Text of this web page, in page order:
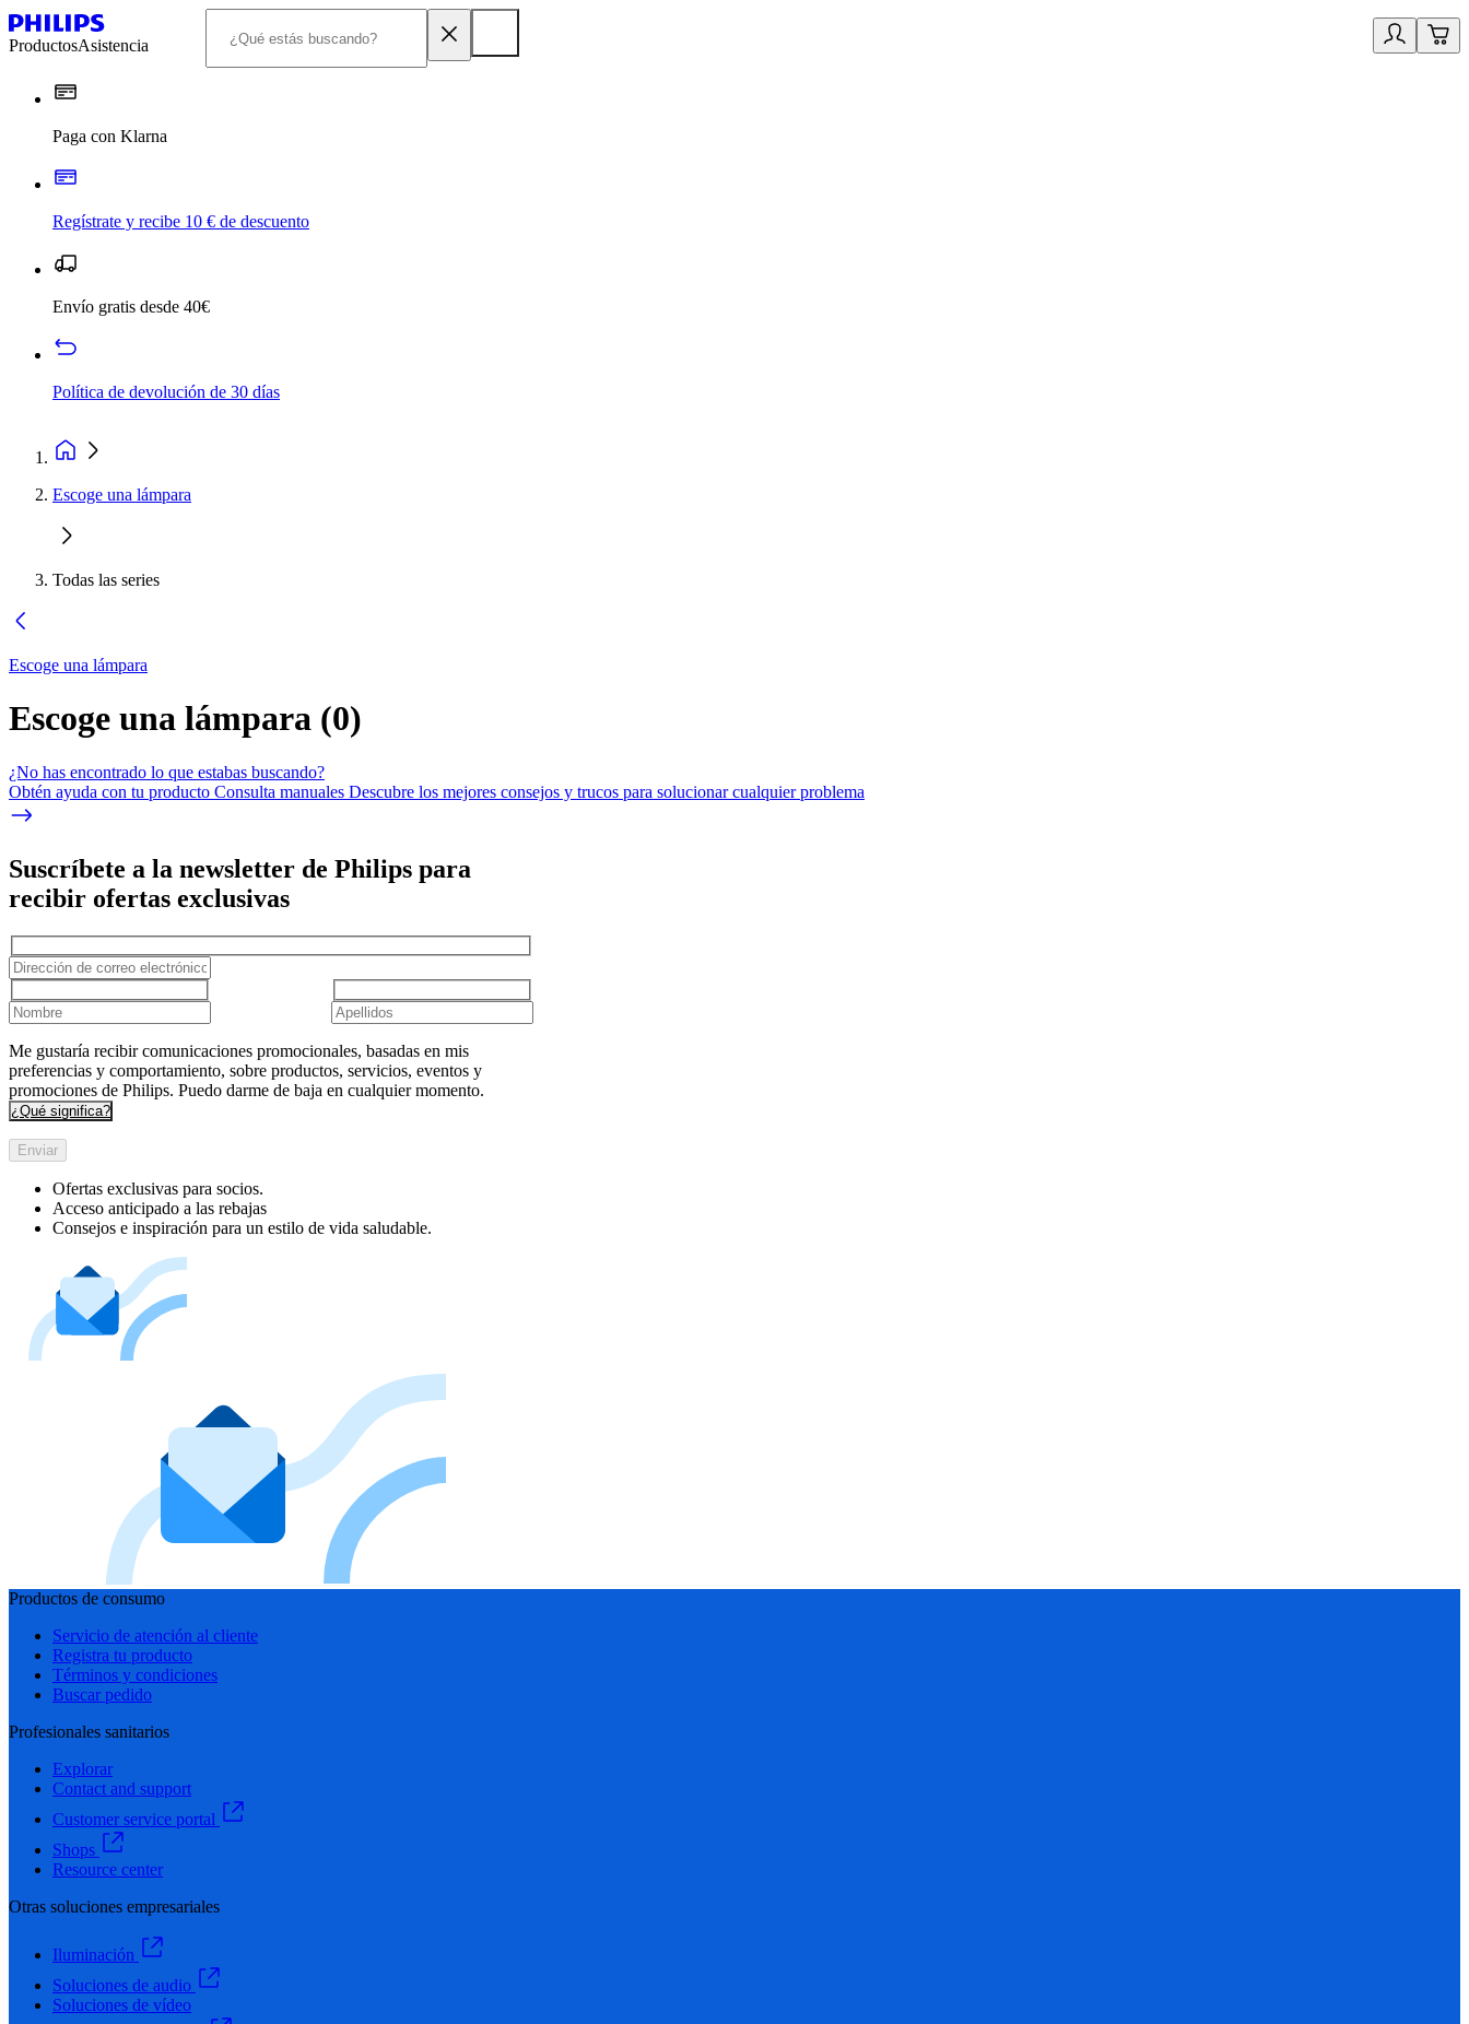
ProductosAsistencia
Paga con Klarna
Regístrate y recibe 10 € de descuento
Envío gratis desde 40€
Política de devolución de 30 días
Escoge una lámpara
Todas las series
Escoge una lámpara
Escoge una lámpara (0)
¿No has encontrado lo que estabas buscando?
Obtén ayuda con tu producto Consulta manuales Descubre los mejores consejos y trucos para solucionar cualquier problema
Suscríbete a la newsletter de Philips para
recibir ofertas exclusivas
Me gustaría recibir comunicaciones promocionales, basadas en mis
preferencias y comportamiento, sobre productos, servicios, eventos y
promociones de Philips. Puedo darme de baja en cualquier momento.
¿Qué significa?
Enviar
Ofertas exclusivas para socios.
Acceso anticipado a las rebajas
Consejos e inspiración para un estilo de vida saludable.
Productos de consumo
Servicio de atención al cliente
Registra tu producto
Términos y condiciones
Buscar pedido
Profesionales sanitarios
Explorar
Contact and support
Customer service portal
Shops
Resource center
Otras soluciones empresariales
Iluminación
Soluciones de audio
Soluciones de vídeo